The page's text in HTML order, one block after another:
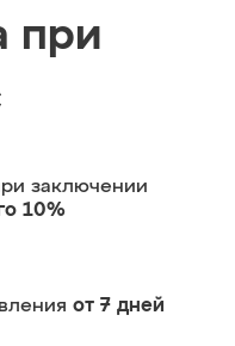
при
заключении
10%
от 7 дней